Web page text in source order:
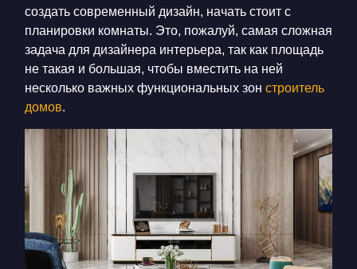
создать современный дизайн, начать стоит с
планировки комнаты. Это, пожалуй, самая сложная
задача для дизайнера интерьера, так как площадь
не такая и большая, чтобы вместить на ней
несколько важных функциональных зон строитель
домов.